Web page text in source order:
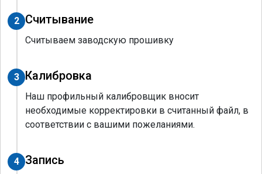
2 Считывание
Считываем заводскую прошивку
3 Калибровка
Наш профильный калибровщик вносит
необходимые корректировки в считанный файл, в
соответствии с вашими пожеланиями.
4 Запись